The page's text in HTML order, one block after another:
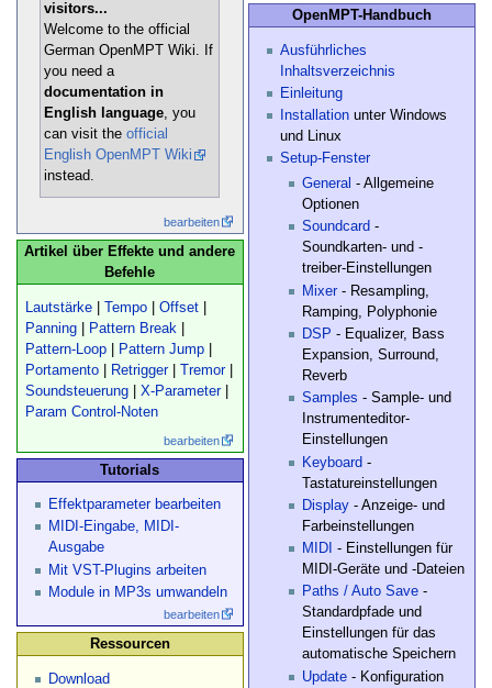
visitors...
Welcome to the official
German OpenMPT Wiki. If
you need a
documentation in
English language, you
can visit the official
English OpenMPT Wiki
instead.
bearbeiten
Artikel über Effekte und andere
Befehle
Lautstärke Tempo |Offset
Panning
Pattern Break
Pattern-Loop
Pattern Jump
Portamento
Retrigger| Tremor|
Soundsteuerung |X-Parameter|
Param Control-Noten
bearbeiten
Tutorials
Effektparameter bearbeiten
MIDI-Eingabe, MIDI-
Ausgabe
Mit VST-Plugins arbeiten
Module in MP3s umwandeln
bearbeiten
Ressourcen
Download
OpenMPT-Handbuch
Ausführliches
Inhaltsverzeichnis
Einleitung
Installationunter Windows
und Linux
Setup-Fenster
General - Allgemeine
Optionen
Soundcard -
Soundkarten- und -
treiber-Einstellungen
Mixer- Resampling,
Ramping, Polyphonie
DSP - Equalizer, Bass
Expansion, Surround,
Reverb
Samples - Sample- und
Instrumenteditor-
Einstellungen
Keyboard -
Tastatureinstellungen
Display- Anzeige- und
Farbeinstellungen
MIDI - Einstellungen für
MIDI-Geräte und -Dateien
Paths / Auto Save-
Standardpfade und
Einstellungen für das
automatische Speichern
Update- Konfiguration